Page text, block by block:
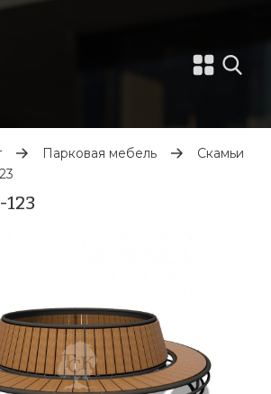
Парковая мебель
Скамьи